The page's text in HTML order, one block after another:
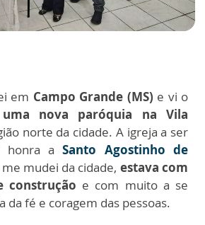
em Campo Grande (MS) e vi o
uma nova paróquia na Vila
norte da cidade. A igreja a ser
honra aSanto Agostinho de
mudei da cidade, estava com
construção e com muito a se
da fé e coragem das pessoas.